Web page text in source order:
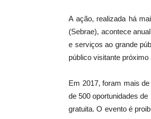
A ação, realizada há
(Sebrae), acontece
e serviços ao grande
público visitante
Em 2017, foram mais
de 500 oportunidades
gratuita. O evento é